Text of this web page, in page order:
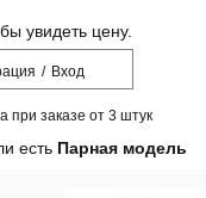
увидеть цену.
/ Вход
при заказе от 3 штук
есть Парная модель